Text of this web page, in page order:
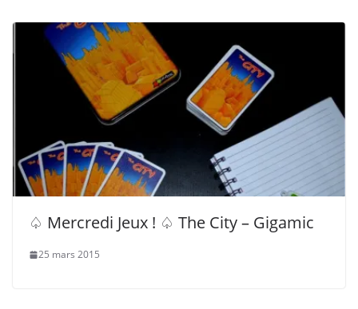
♤ Mercredi Jeux ! ♤ The City – Gigamic
25 mars 2015